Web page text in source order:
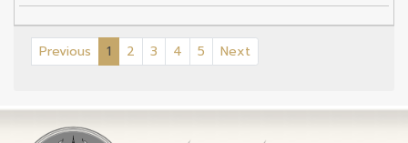
Previous 1 (current)
2 3 4 5 Next